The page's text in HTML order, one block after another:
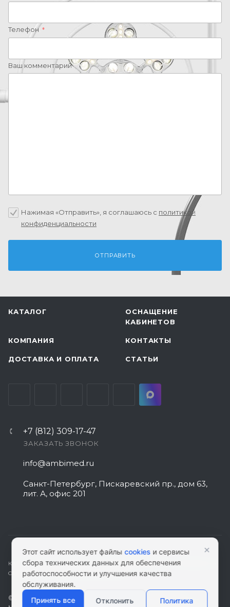
Телефон *
Ваш комментарий
Нажимая «Отправить», я соглашаюсь c политикой
конфиденциальности
КАТАЛОГ
ОСНАЩЕНИЕ
КАБИНЕТОВ
КОМПАНИЯ КОНТАКТЫ
ДОСТАВКА И ОПЛАТА СТАТЬИ
+7 (812) 309-17-47
ЗАКАЗАТЬ ЗВОНОК
info@ambimed.ru
Санкт-Петербург, Пискаревский пр., дом 63,
лит. А, офис 201
КАРТА САЙТА|ПОЛИТИКА КОНФИДЕНЦИАЛЬНОСТИ|СОГЛАСИЕ НА
ОБРАБОТКУ ПЕРСОНАЛЬНЫХ ДАННЫХ
© 2026 ambimed.ru - Медицинское оборудование и
Этот сайт использует файлыcookies и сервисы
сбора технических данных для обеспечения
работоспособности и улучшения качества
обслуживания.
Принять все
Отклонить Политика
×